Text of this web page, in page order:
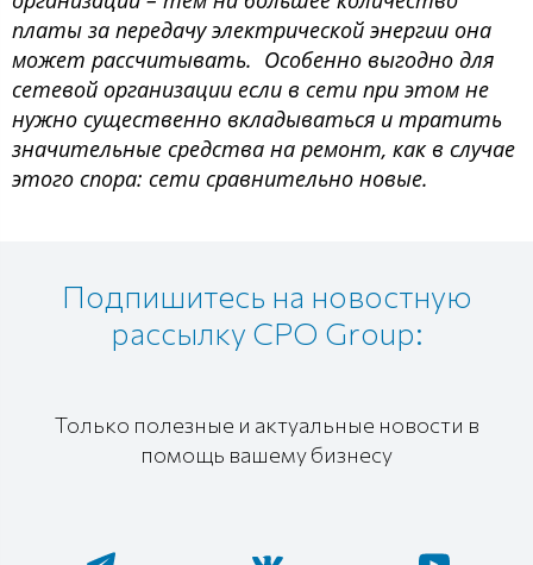
платы за передачу электрической энергии она
может рассчитывать. Особенно выгодно для
сетевой организации если в сети при этом не
нужно существенно вкладываться и тратить
значительные средства на ремонт, как в случае
этого спора: сети сравнительно новые.
Подпишитесь на новостную
рассылку CPO Group:
Только полезные и актуальные новости в
помощь вашему бизнесу